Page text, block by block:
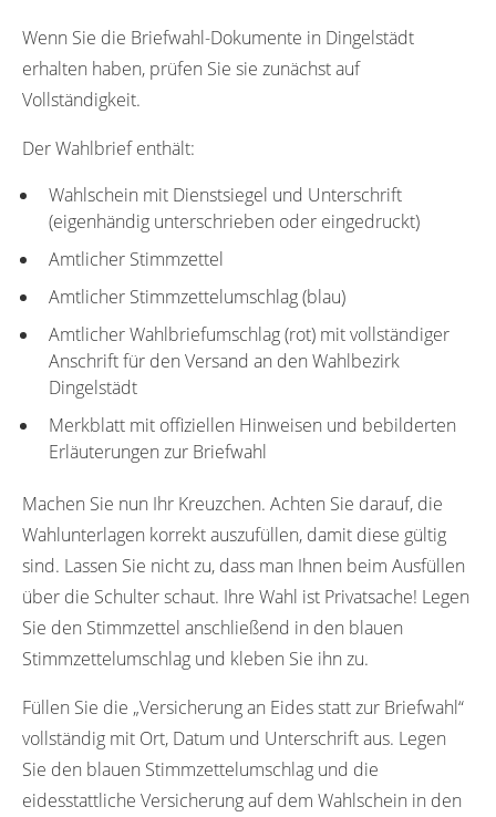
Wenn Sie die Briefwahl-Dokumente in Dingelstädt
erhalten haben, prüfen Sie sie zunächst auf
Vollständigkeit.
Der Wahlbrief enthält:
Wahlschein mit Dienstsiegel und Unterschrift
(eigenhändig unterschrieben oder eingedruckt)
Amtlicher Stimmzettel
Amtlicher Stimmzettelumschlag (blau)
Amtlicher Wahlbriefumschlag (rot) mit vollständiger
Anschrift für den Versand an den Wahlbezirk
Dingelstädt
Merkblatt mit offiziellen Hinweisen und bebilderten
Erläuterungen zur Briefwahl
Machen Sie nun Ihr Kreuzchen. Achten Sie darauf, die
Wahlunterlagen korrekt auszufüllen, damit diese gültig
sind. Lassen Sie nicht zu, dass man Ihnen beim Ausfüllen
über die Schulter schaut. Ihre Wahl ist Privatsache! Legen
Sie den Stimmzettel anschließend in den blauen
Stimmzettelumschlag und kleben Sie ihn zu.
Füllen Sie die „Versicherung an Eides statt zur Briefwahl“
vollständig mit Ort, Datum und Unterschrift aus. Legen
Sie den blauen Stimmzettelumschlag und die
eidesstattliche Versicherung auf dem Wahlschein in den